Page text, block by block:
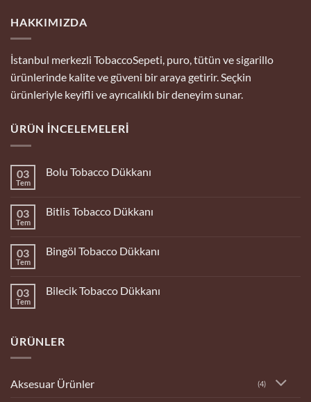
HAKKIMIZDA
İstanbul merkezli TobaccoSepeti, puro, tütün ve sigarillo
ürünlerinde kalite ve güveni bir araya getirir. Seçkin
ürünleriyle keyifli ve ayrıcalıklı bir deneyim sunar.
ÜRÜN İNCELEMELERI
03
Tem
Bolu Tobacco Dükkanı
Tobacco
03
Tem
Bitlis Tobacco Dükkanı
Tobacco
03
Tem
Bingöl Tobacco Dükkanı
Tobacco
03
Tem
Bilecik Tobacco Dükkanı
Dükkanı
ÜRÜNLER
Aksesuar Ürünler (4)